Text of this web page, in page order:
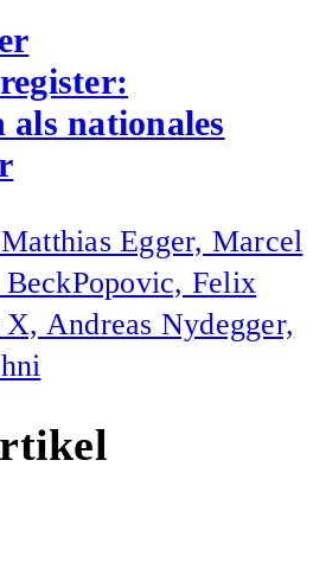
nationales
Egger, Marcel
Felix
Andreas Nydegger,